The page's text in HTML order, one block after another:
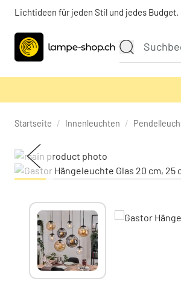
Lichtideen für jeden Stil und jedes
Startseite / Innenleuchten /